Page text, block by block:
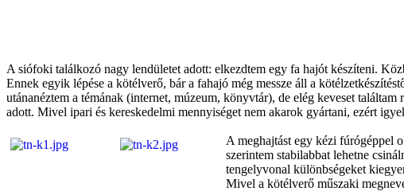
A siófoki találkozó nagy lendületet adott: elkezdtem egy fa hajót készíteni.
Ennek egyik lépése a kötélverő, bár a fahajó még messze áll a
utánanéztem a témának (internet, múzeum, könyvtár), de elég keveset
adott. Mivel ipari és kereskedelmi mennyiséget nem akarok gyártani, ezért
A meghajtást egy kézi fúrógéppel
szerintem stabilabbat lehetne
tengelyvonal különbségeket
Mivel a kötélverő műszaki